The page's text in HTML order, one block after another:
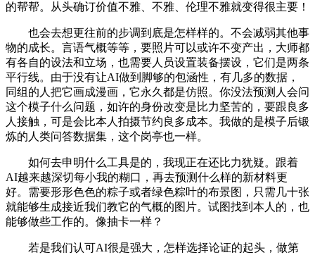
的帮帮。从头确订价值不雅、不雅、伦理不雅就变得很主要！
也会去想更往前的步调到底是怎样样的。不会减弱其他事
物的成长。言语气概等等，要照片可以或许不变产出，大师都
有各自的设法和立场，也需要人员设置装备摆设，它们是两条
平行线。由于没有让AI做到脚够的包涵性，有几多的数据，
同组的人把它画成漫画，它永久都是仿照。你没法预测人会问
这个模子什么问题，如许的身份改变是比力坚苦的，要跟良多
人接触，可是会比本人拍摄节约良多成本。我做的是模子后锻
炼的人类问答数据集，这个岗亭也一样。
如何去申明什么工具是的，我现正在还比力犹疑。跟着
AI越来越深切每小我的糊口，再去预测什么样的新材料更
好。需要形形色色的粽子或者绿色粽叶的布景图，只需几十张
就能够生成接近我们教它的气概的图片。试图找到本人的，也
能够做些工作的。像抽卡一样？
若是我们认可AI很是强大，怎样选择论证的起头，做第